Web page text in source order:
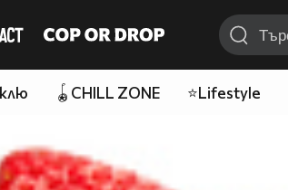
🪀CHILL ZONE ⭐Lifestyle